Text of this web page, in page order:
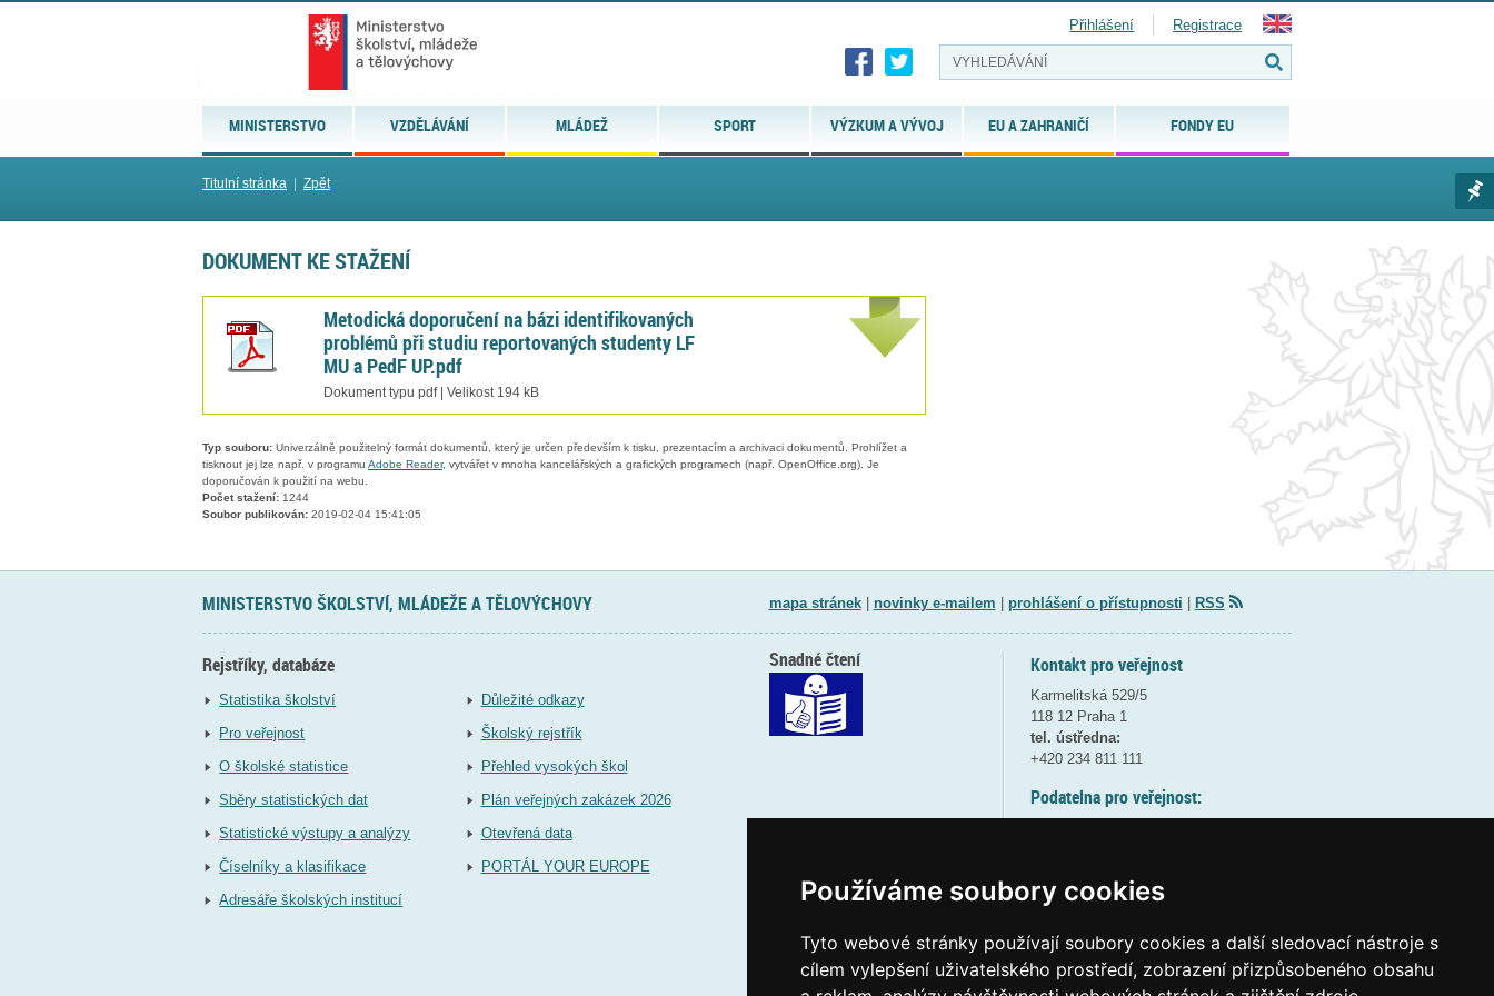
Používáme soubory cookies
Tyto webové stránky používají soubory cookies a další sledovací nástroje s
cílem vylepšení uživatelského prostředí, zobrazení přizpůsobeného obsahu
MINISTERSTVO VZDĚLÁVÁNÍ MLÁDEŽ SPORT VÝZKUM A VÝVOJ EU A ZAHRANIČÍ FONDY EU
Přihlášení Registrace
Titulní stránka Zpět
DOKUMENT KE STAŽENÍ
Metodická doporučení na bázi identifikovaných
problémů při studiu reportovaných studenty LF
MU a PedF UP.pdf
Dokument typu pdf | Velikost 194 kB
Typ souboru: Univerzálně použitelný formát dokumentů, který je určen především k tisku, prezentacím a archivaci dokumentů. Prohlížet a
tisknout jej lze např. v programu Adobe Reader, vytvářet v mnoha kancelářských a grafických programech (např. OpenOffice.org). Je
doporučován k použití na webu.
Počet stažení: 1244
Soubor publikován: 2019-02-04 15:41:05
MINISTERSTVO ŠKOLSTVÍ, MLÁDEŽE A TĚLOVÝCHOVY mapa stránek| novinky e-mailem prohlášení o přístupnosti RSS
Rejstříky, databáze
Statistika školství
Pro veřejnost
O školské statistice
Sběry statistických dat
Statistické výstupy a analýzy
Číselníky a klasifikace
Adresáře školských institucí
Důležité odkazy
Školský rejstřík
Přehled vysokých škol
Plán veřejných zakázek 2026
Otevřená data
PORTÁL YOUR EUROPE
Kontakt pro veřejnost
Karmelitská 529/5
118 12 Praha 1
tel. ústředna:
+420 234 811 111
Podatelna pro veřejnost:
(více informací
Elektronická podatelna:
Snadné čtení